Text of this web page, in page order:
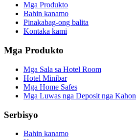
Mga Produkto
Bahin kanamo
Pinakabag-ong balita
Kontaka kami
Mga Produkto
Mga Sala sa Hotel Room
Hotel Minibar
Mga Home Safes
Mga Luwas nga Deposit nga Kahon
Serbisyo
Bahin kanamo